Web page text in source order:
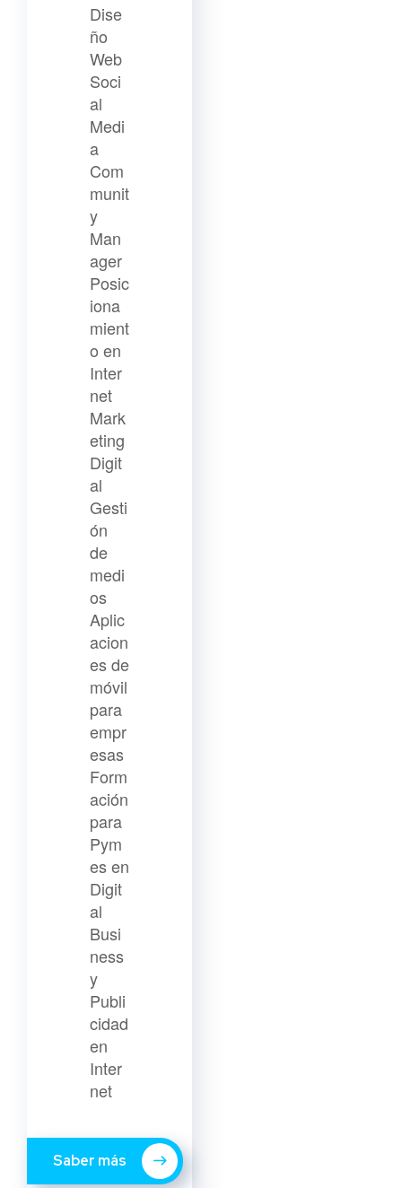
Dise
ño
Web
Soci
al
Medi
a
Com
munit
y
Man
ager
Posic
iona
mient
o en
Inter
net
Mark
eting
Digit
al
Gesti
ón
de
medi
os
Aplic
acion
es de
móvil
para
empr
esas
Form
ación
para
Pym
es en
Digit
al
Busi
ness
y
Publi
cidad
en
Inter
net
Saber más